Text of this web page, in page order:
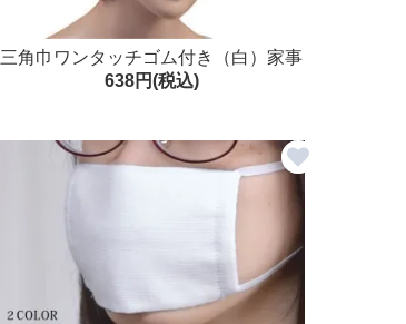
三角巾ワンタッチゴム付き（白）家事
調理 料理 掃除
638円(税込)